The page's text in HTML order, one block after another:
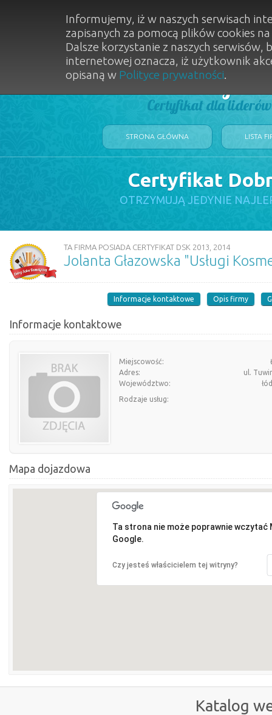
Dobry
Certyfikat dla
STRONA GŁÓWNA LISTA
Certyfikat
OTRZYMUJĄ JEDYNIE
TA FIRMA POSIADA CERTYFIKAT DSK 2013, 2014
Jolanta Głazowska "Usługi
Informacje kontaktowe Opis firmy
Informacje kontaktowe
Miejscowość:
Adres:
ul.
Województwo:
Rodzaje usług:
Mapa dojazdowa
Ta strona nie może poprawnie wczytać
Google.
Czy jesteś właścicielem tej witryny?
Katalog
Informujemy, iż w naszych serwisach
zapisanych za pomocą plików cookies
Dalsze korzystanie z naszych
internetowej oznacza, iż użytkownik
opisaną w Polityce prywatności.